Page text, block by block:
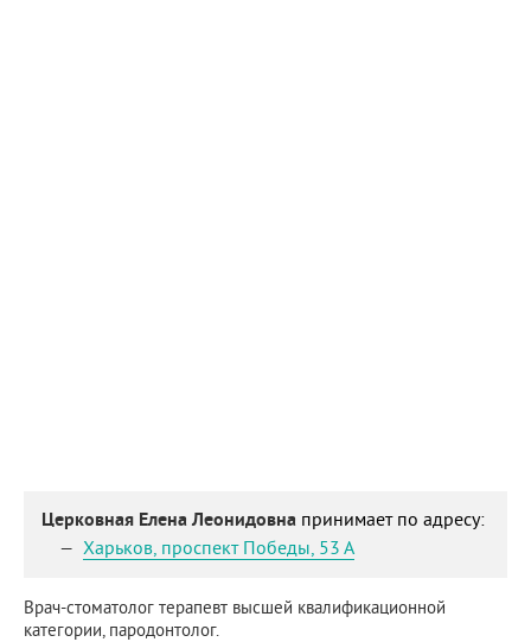
Церковная Елена Леонидовна принимает по адресу:
Харьков, проспект Победы, 53 А
Врач-стоматолог терапевт высшей квалификационной
категории, пародонтолог.